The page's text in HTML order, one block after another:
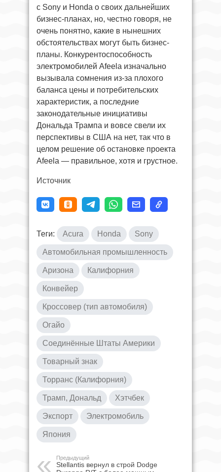
с Sony и Honda о своих дальнейших
бизнес-планах, но, честно говоря, не
очень понятно, какие в нынешних
обстоятельствах могут быть бизнес-
планы. Конкурентоспособность
электромобилей Afeela изначально
вызывала сомнения из-за плохого
баланса цены и потребительских
характеристик, а последние
законодательные инициативы
Дональда Трампа и вовсе свели их
перспективы в США на нет, так что в
целом решение об остановке проекта
Afeela — правильное, хотя и грустное.
Источник
Теги: Acura Honda Sony
Автомобильная промышленность
Аризона Калифорния
Конвейер
Кроссовер (тип автомобиля)
Огайо
Соединённые Штаты Америки
Товарный знак
Торранс (Калифорния)
Трамп, Дональд Хэтчбек
Экспорт Электромобиль
Япония
Предыдущий
Stellantis вернул в строй Dodge